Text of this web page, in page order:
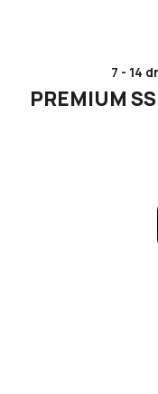
7 - 14
PREMIUM